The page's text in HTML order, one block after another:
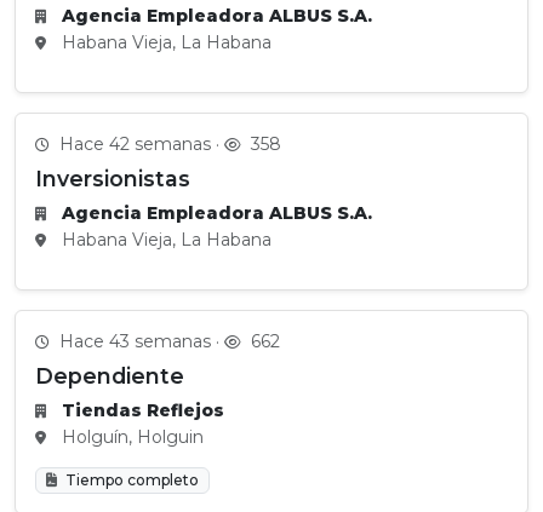
Agencia Empleadora ALBUS S.A.
Habana Vieja, La Habana
Hace 42 semanas · 358
Inversionistas
Agencia Empleadora ALBUS S.A.
Habana Vieja, La Habana
Hace 43 semanas · 662
Dependiente
Tiendas Reflejos
Holguín, Holguin
Tiempo completo